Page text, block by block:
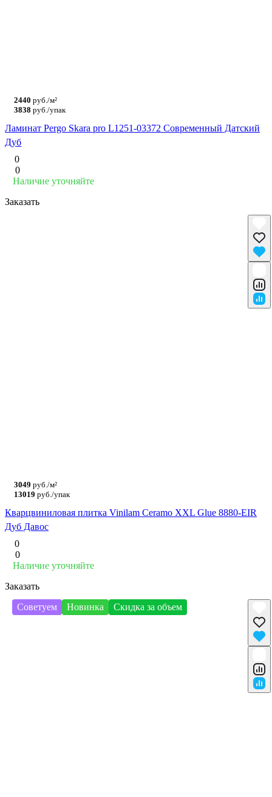
2440 руб./м²
3838 руб./упак
Ламинат Pergo Skara pro L1251-03372 Современный Датский
Дуб
0
0
Наличие уточняйте
Заказать
3049 руб./м²
13019 руб./упак
Кварцвиниловая плитка Vinilam Ceramo XXL Glue 8880-EIR
Дуб Давос
0
0
Наличие уточняйте
Заказать
Советуем
Новинка Скидка за объем